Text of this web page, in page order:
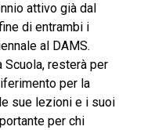
attivo già dal
di entrambi i
al DAMS.
Scuola, resterà per
per la
sue lezioni e i suoi
per chi